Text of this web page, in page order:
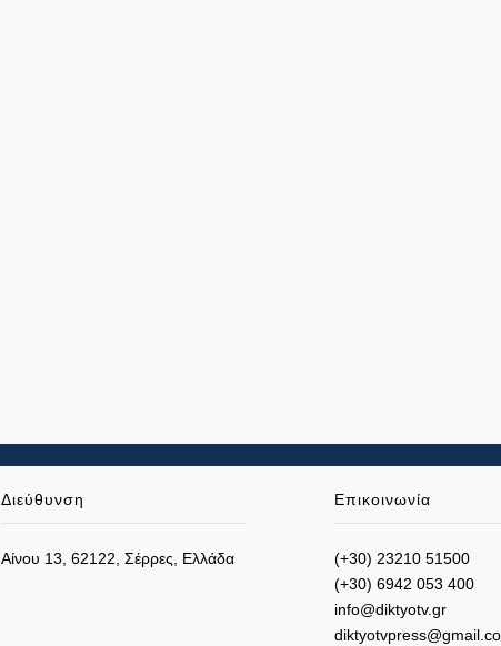
Διεύθυνση
Αίνου 13, 62122, Σέρρες, Ελλάδα
Επικοινωνία
(+30) 23210 51500
(+30) 6942 053 400
info@diktyotv.gr